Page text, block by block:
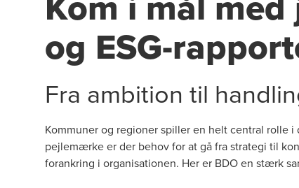
og ESG-
Fra ambition til
Kommuner og regioner spiller en helt central rolle
pejlemærke er der behov for at gå fra strategi til
forankring i organisationen. Her er BDO en stærk